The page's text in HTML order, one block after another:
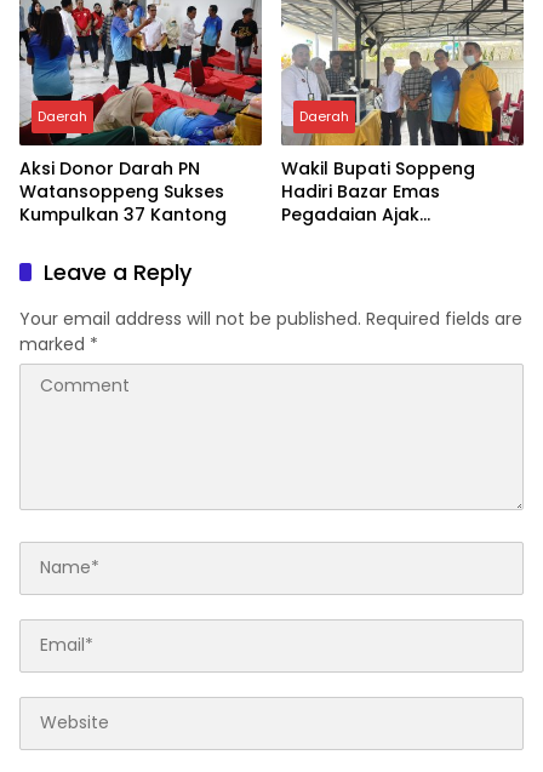
Daerah
Aksi Donor Darah PN
Watansoppeng Sukses
Kumpulkan 37 Kantong
Daerah
Wakil Bupati Soppeng
Hadiri Bazar Emas
Pegadaian Ajak
Leave a Reply
Your email address will not be published. Required fields are
marked *